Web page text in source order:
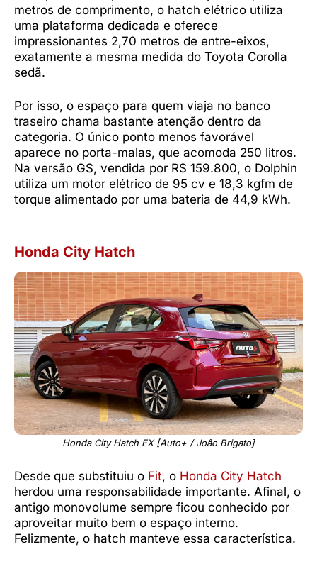
metros de comprimento, o hatch elétrico utiliza
uma plataforma dedicada e oferece
impressionantes 2,70 metros de entre-eixos,
exatamente a mesma medida do Toyota Corolla
sedã.
Por isso, o espaço para quem viaja no banco
traseiro chama bastante atenção dentro da
categoria. O único ponto menos favorável
aparece no porta-malas, que acomoda 250 litros.
Na versão GS, vendida por R$ 159.800, o Dolphin
utiliza um motor elétrico de 95 cv e 18,3 kgfm de
torque alimentado por uma bateria de 44,9 kWh.
Honda City Hatch
Honda City Hatch EX [Auto+ / Joâo Brigato]
Desde que substituiu o Fit, o Honda City Hatch
herdou uma responsabilidade importante. Afinal, o
antigo monovolume sempre ficou conhecido por
aproveitar muito bem o espaço interno.
Felizmente, o hatch manteve essa característica.